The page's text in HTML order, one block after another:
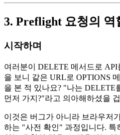
3. Preflight 요청의 역
시작하며
여러분이 DELETE 메서드로
을 보니 같은 URL로 OPTIONS
을 본 적 있나요? "나는 DELETE
먼저 가지?"라고 의아해하셨을
이것은 버그가 아니라 브라우저
하는 "사전 확인" 과정입니다. 특